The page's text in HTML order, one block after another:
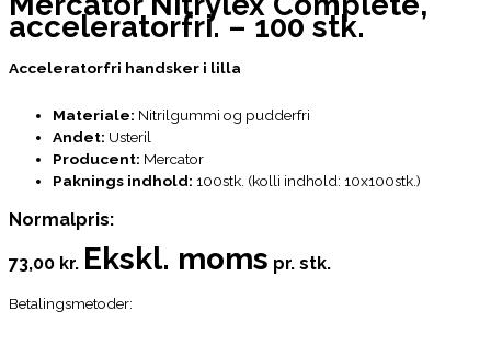
acceleratorfri. – 100 stk.
Acceleratorfri handsker i lilla
Materiale: Nitrilgummi og pudderfri
Andet: Usteril
Producent: Mercator
Paknings indhold: 100stk. (kolli indhold: 10x100stk.)
Normalpris:
73,00 kr. Ekskl. moms pr. stk.
Betalingsmetoder: